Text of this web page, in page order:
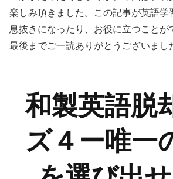
楽しみ頂きました。この記事が英語
息抜きになったり、お役に立つことが
最後までご一読ありがとうございまし
和製英語脱
ズ４ー唯一